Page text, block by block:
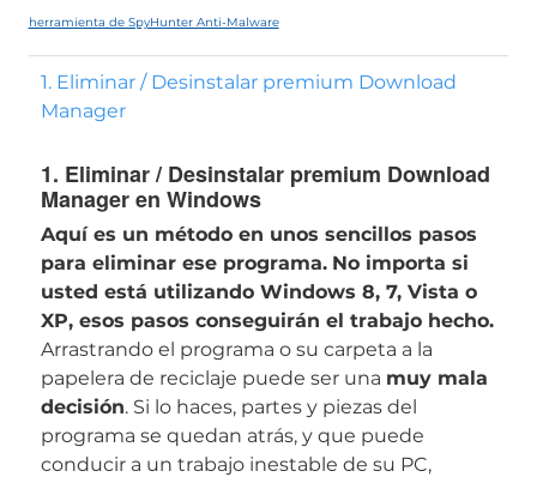
herramienta de SpyHunter Anti-Malware
1. Eliminar / Desinstalar premium Download
Manager
1. Eliminar / Desinstalar premium Download
Manager en Windows
Aquí es un método en unos sencillos pasos
para eliminar ese programa. No importa si
usted está utilizando Windows 8, 7, Vista o
XP, esos pasos conseguirán el trabajo hecho.
Arrastrando el programa o su carpeta a la
papelera de reciclaje puede ser una muy mala
decisión. Si lo haces, partes y piezas del
programa se quedan atrás, y que puede
conducir a un trabajo inestable de su PC,